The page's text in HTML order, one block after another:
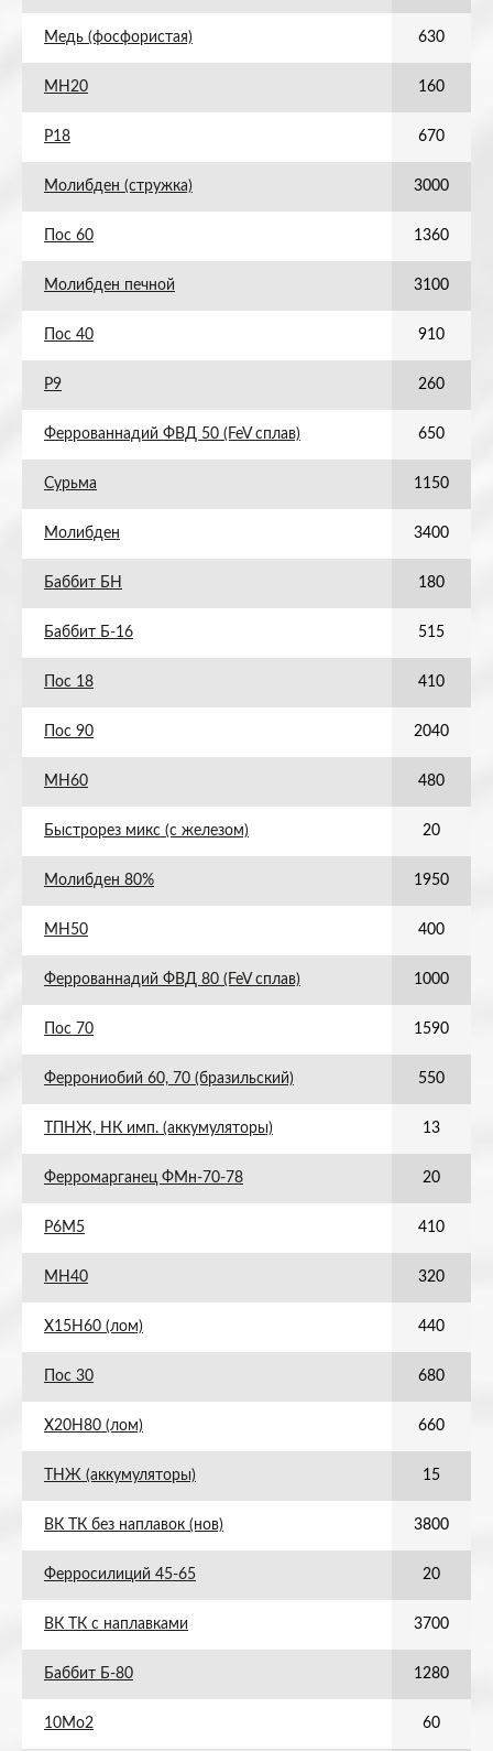
Медь (фосфористая) 630
МН20 160
Р18 670
Молибден (стружка) 3000
Пос 60 1360
Молибден печной 3100
Пос 40 910
Р9 260
Феррованнадий ФВД 50 (FeV сплав) 650
Сурьма 1150
Молибден 3400
Баббит БН 180
Баббит Б-16 515
Пос 18 410
Пос 90 2040
МН60 480
Быстрорез микс (с железом) 20
Молибден 80% 1950
МН50 400
Феррованнадий ФВД 80 (FeV сплав) 1000
Пос 70 1590
Феррониобий 60, 70 (бразильский) 550
ТПНЖ, НК имп. (аккумуляторы) 13
Ферромарганец ФМн-70-78 20
Р6М5 410
МН40 320
Х15Н60 (лом) 440
Пос 30 680
Х20Н80 (лом) 660
ТНЖ (аккумуляторы) 15
ВК ТК без наплавок (нов) 3800
Ферросилиций 45-65 20
ВК ТК с наплавками 3700
Баббит Б-80 1280
10Мо2 60